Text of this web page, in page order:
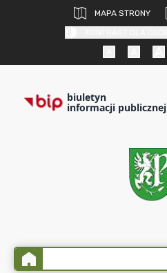
MAPA STRONY
biuletyn
informacji publicznej